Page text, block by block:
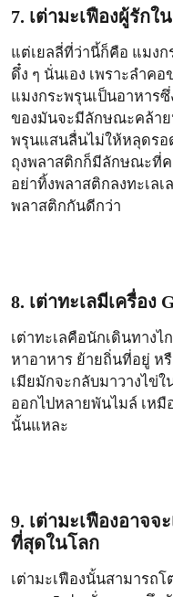
7. เต่ามะเฟืองผู้รักใ
แต่เยลลี่ที่ว่านี้ก็คือ แมง
ดึ๋ง ๆ นั่นเอง เพราะลำค
แมงกระพรุนเป็นอาหาร
ของมันจะมีลักษณะคล้าย
พรุนแสนลื่นไม่ให้หลุดรอ
ถุงพลาสติกก็มีลักษณะที่ค
อย่าทิ้งพลาสติกลงทะเล
พลาสติกกันดีกว่า
8. เต่าทะเลมีเครื่อง
เต่าทะเลคือนักเดินทาง
หาอาหาร ย้ายถิ่นที่อยู่ ห
เมียมักจะกลับมาวางไข่
ออกไปหลายพันไมล์ เหมื
นั้นแหละ
9. เต่ามะเฟืองอาจ
ที่สุดในโลก
เต่ามะเฟืองนั้นสามารถ